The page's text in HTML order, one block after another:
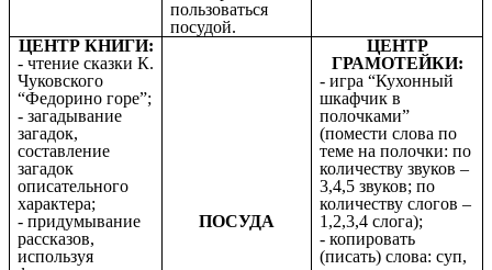
пользоваться
посудой.
ЦЕНТР КНИГИ:
- чтение сказки К.
Чуковского
“Федорино горе”;
- загадывание
загадок,
составление
загадок
описательного
характера;
- придумывание
рассказов,
используя
ПОСУДА
ЦЕНТР
ГРАМОТЕЙКИ:
- игра “Кухонный
шкафчик в
полочками”
(помести слова по
теме на полочки: по
количеству звуков –
3,4,5 звуков; по
количеству слогов –
1,2,3,4 слога);
- копировать
(писать) слова: суп,